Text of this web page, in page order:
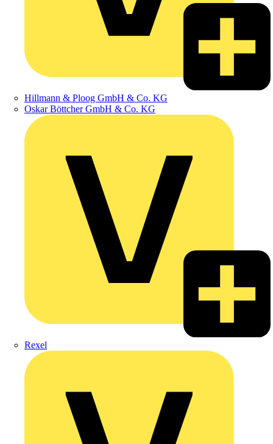
Hillmann & Ploog GmbH & Co. KG
Oskar Böttcher GmbH & Co. KG
Rexel